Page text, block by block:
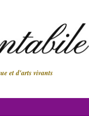
et d'arts vivants